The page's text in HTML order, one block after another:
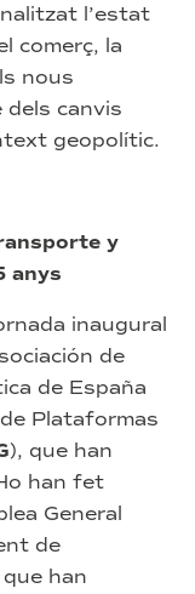
l’estat
comerç, la
nous
dels canvis
geopolític.
y
anys
inaugural
de
de España
Plataformas
), que han
han fet
General
de
han